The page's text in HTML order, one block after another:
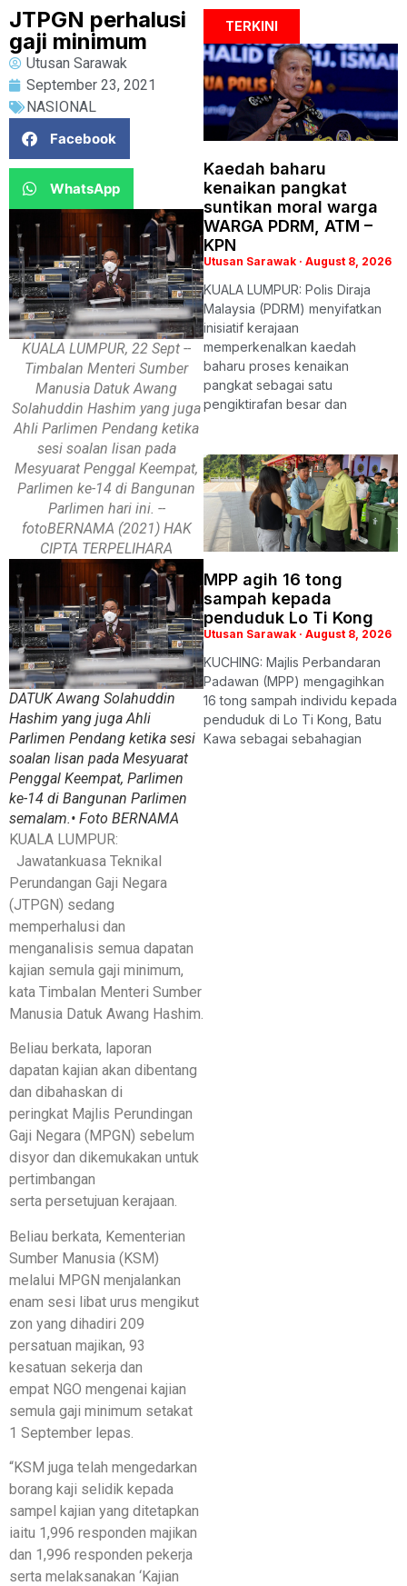
JTPGN perhalusi
gaji minimum
Utusan Sarawak
September 23, 2021
NASIONAL
Facebook
WhatsApp
KUALA LUMPUR, 22 Sept --
Timbalan Menteri Sumber
Manusia Datuk Awang
Solahuddin Hashim yang juga
Ahli Parlimen Pendang ketika
sesi soalan lisan pada
Mesyuarat Penggal Keempat,
Parlimen ke-14 di Bangunan
Parlimen hari ini. --
fotoBERNAMA (2021) HAK
CIPTA TERPELIHARA
DATUK Awang Solahuddin
Hashim yang juga Ahli
Parlimen Pendang ketika sesi
soalan lisan pada Mesyuarat
Penggal Keempat, Parlimen
ke-14 di Bangunan Parlimen
semalam.• Foto BERNAMA
KUALA LUMPUR:
Jawatankuasa Teknikal
Perundangan Gaji Negara
(JTPGN) sedang
memperhalusi dan
menganalisis semua dapatan
kajian semula gaji minimum,
kata Timbalan Menteri Sumber
Manusia Datuk Awang Hashim.
Beliau berkata, laporan
dapatan kajian akan dibentang
dan dibahaskan di
peringkat Majlis Perundingan
Gaji Negara (MPGN) sebelum
disyor dan dikemukakan untuk
pertimbangan
serta persetujuan kerajaan.
Beliau berkata, Kementerian
Sumber Manusia (KSM)
melalui MPGN menjalankan
enam sesi libat urus mengikut
zon yang dihadiri 209
persatuan majikan, 93
kesatuan sekerja dan
empat NGO mengenai kajian
semula gaji minimum setakat
1 September lepas.
“KSM juga telah mengedarkan
borang kaji selidik kepada
sampel kajian yang ditetapkan
iaitu 1,996 responden majikan
dan 1,996 responden pekerja
serta melaksanakan ‘Kajian
TERKINI
Kaedah baharu
kenaikan pangkat
suntikan moral warga
WARGA PDRM, ATM –
KPN
Utusan Sarawak August 8, 2026
KUALA LUMPUR: Polis Diraja
Malaysia (PDRM) menyifatkan
inisiatif kerajaan
memperkenalkan kaedah
baharu proses kenaikan
pangkat sebagai satu
pengiktirafan besar dan
MPP agih 16 tong
sampah kepada
penduduk Lo Ti Kong
Utusan Sarawak August 8, 2026
KUCHING: Majlis Perbandaran
Padawan (MPP) mengagihkan
16 tong sampah individu kepada
penduduk di Lo Ti Kong, Batu
Kawa sebagai sebahagian